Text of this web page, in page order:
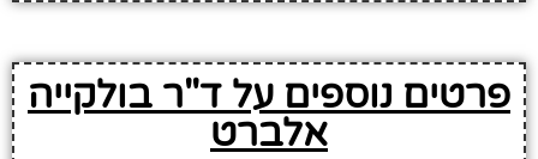
פרטים נוספים על ד"ר בולקייה
אלברט